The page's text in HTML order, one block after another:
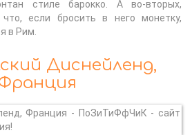
стиле барокко. А во-вторых,
что, если бросить в него монетку,
в Рим.
Диснейленд,